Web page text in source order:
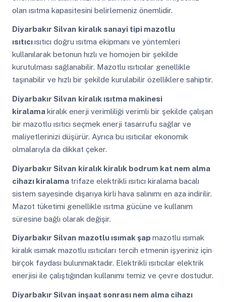
olan ısıtma kapasitesini belirlemeniz önemlidir.
Diyarbakır Silvan kiralık sanayi tipi mazotlu
ısıtıcıısıtıcı doğru ısıtma ekipmanı ve yöntemleri
kullanılarak betonun hızlı ve homojen bir şekilde
kurutulması sağlanabilir. Mazotlu ısıtıcılar genellikle
taşınabilir ve hızlı bir şekilde kurulabilir özelliklere sahiptir.
Diyarbakır Silvan kiralık ısıtma makinesi
kiralamakiralık enerji verimliliği verimli bir şekilde çalışan
bir mazotlu ısıtıcı seçmek enerji tasarrufu sağlar ve
maliyetlerinizi düşürür. Ayrıca bu ısıtıcılar ekonomik
olmalarıyla da dikkat çeker.
Diyarbakır Silvan kiralık kiralık bodrum kat nem alma
cihazı kiralama trifaze elektrikli ısıtıcı kiralama bacalı
sistem sayesinde dışarıya kirli hava salınımı en aza indirilir.
Mazot tüketimi genellikle ısıtma gücüne ve kullanım
süresine bağlı olarak değişir.
Diyarbakır Silvan mazotlu ısımak şap mazotlu ısımak
kiralık ısımak mazotlu ısıtıcıları tercih etmenin işyeriniz için
birçok faydası bulunmaktadır. Elektrikli ısıtıcılar elektrik
enerjisi ile çalıştığından kullanımı temiz ve çevre dostudur.
Diyarbakır Silvan inşaat sonrası nem alma cihazı